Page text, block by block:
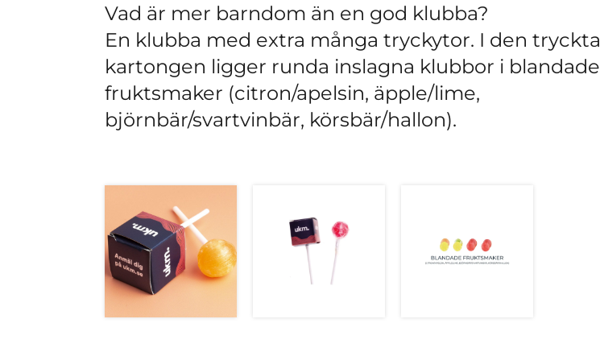
Vad är mer barndom än en god klubba?
En klubba med extra många tryckytor. I den tryckta
kartongen ligger runda inslagna klubbor i blandade
fruktsmaker (citron/apelsin, äpple/lime,
björnbär/svartvinbär, körsbär/hallon).